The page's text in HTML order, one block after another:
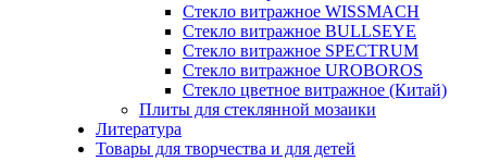
Стекло витражное WISSMACH
Стекло витражное BULLSEYE
Стекло витражное SPECTRUM
Стекло витражное UROBOROS
Стекло цветное витражное (Китай)
Плиты для стеклянной мозаики
Литература
Товары для творчества и для детей